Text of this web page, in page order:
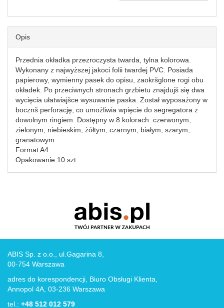
Opis
Przednia okładka przezroczysta twarda, tylna kolorowa.
Wykonany z najwyższej jakoci folii twardej PVC. Posiada
papierowy, wymienny pasek do opisu, zaokršglone rogi obu
okładek. Po przeciwnych stronach grzbietu znajdujš się dwa
wycięcia ułatwiajšce wysuwanie paska. Został wyposażony w
bocznš perforację, co umożliwia wpięcie do segregatora z
dowolnym ringiem. Dostępny w 8 kolorach: czerwonym,
zielonym, niebieskim, żółtym, czarnym, białym, szarym,
granatowym.
Format A4
Opakowanie 10 szt.
ABIS Sp. z o.o., ul.Gagarina 8,
00-754 Warszawa
adres do korespondencji, Biuro Obsługi Klienta,
Annopol 4A, 03-236 Warszawa
tel.: +48 512 012 579